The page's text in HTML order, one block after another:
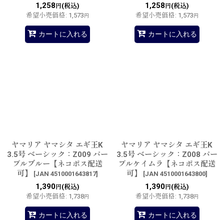
1,258 円(税込)
希望小売価格: 1,573 円
カートに入れる
1,258 円(税込)
希望小売価格: 1,573 円
カートに入れる
ヤマリア ヤマシタ エギ王K
3.5号 ベーシック：Z009 パー
プルブルー【ネコポス配送
可】
[JAN 4510001643817]
1,390円(税込)
希望小売価格: 1,738円
カートに入れる
ヤマリア ヤマシタ エギ王K
3.5号 ベーシック：Z008 パー
プルケイムラ【ネコポス配送
可】
[JAN 4510001643800]
1,390円(税込)
希望小売価格: 1,738円
カートに入れる